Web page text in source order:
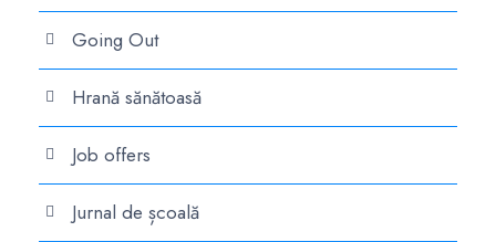
Going Out
Hrană sănătoasă
Job offers
Jurnal de școală